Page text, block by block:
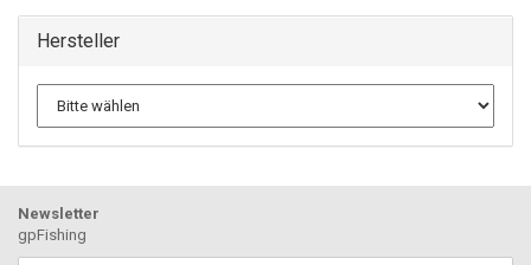
Hersteller
Newsletter
gpFishing